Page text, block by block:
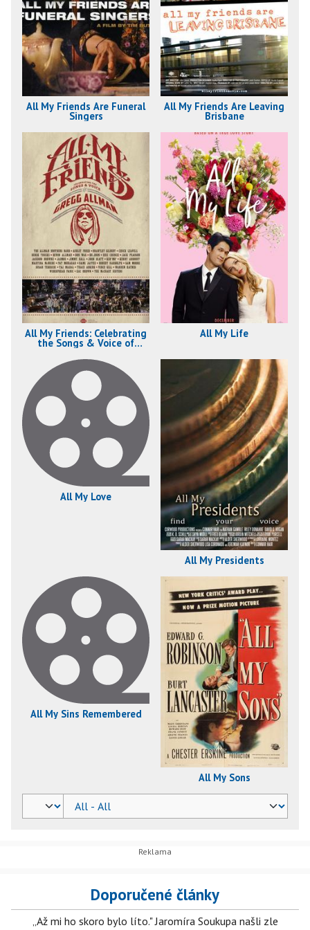
All My Friends Are Funeral
Singers
All My Friends Are Leaving
Brisbane
All My Friends: Celebrating
the Songs & Voice of
Gregg Allman
All My Life
All My Love
All My Presidents
All My Sins Remembered
All My Sons
Doporučené články
„Až mi ho skoro bylo líto." Jaromíra Soukupa našli zle